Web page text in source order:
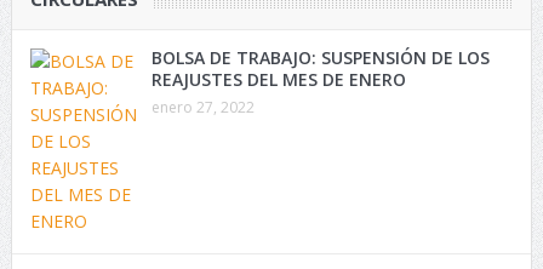
BOLSA DE TRABAJO: SUSPENSIÓN DE LOS
REAJUSTES DEL MES DE ENERO
enero 27, 2022